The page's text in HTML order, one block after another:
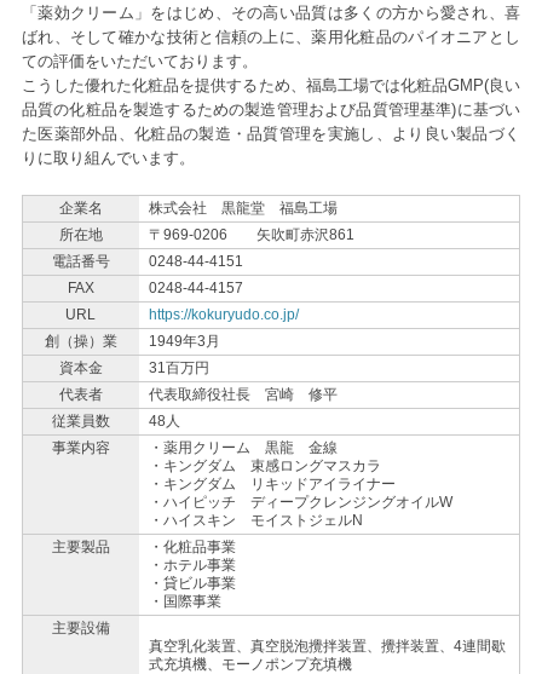
「薬効クリーム」をはじめ、その高い品質は多くの方から愛され、喜
ばれ、そして確かな技術と信頼の上に、薬用化粧品のパイオニアとし
ての評価をいただいております。
こうした優れた化粧品を提供するため、福島工場では化粧品GMP(良い
品質の化粧品を製造するための製造管理および品質管理基準)に基づい
た医薬部外品、化粧品の製造・品質管理を実施し、より良い製品づく
りに取り組んでいます。
企業名
株式会社 黒龍堂 福島工場
所在地
〒969-0206 矢吹町赤沢861
電話番号
0248-44-4151
FAX
0248-44-4157
URL
https://kokuryudo.co.jp/
創（操）業
1949年3月
資本金
31百万円
代表者
代表取締役社長 宮崎 修平
従業員数
48人
事業内容
・薬用クリーム 黒龍 金線
・キングダム 束感ロングマスカラ
・キングダム リキッドアイライナー
・ハイピッチ ディープクレンジングオイルW
・ハイスキン モイストジェルN
主要製品
・化粧品事業
・ホテル事業
・貸ビル事業
・国際事業
主要設備
真空乳化装置、真空脱泡攪拌装置、攪拌装置、4連間歇
式充填機、モーノポンプ充填機